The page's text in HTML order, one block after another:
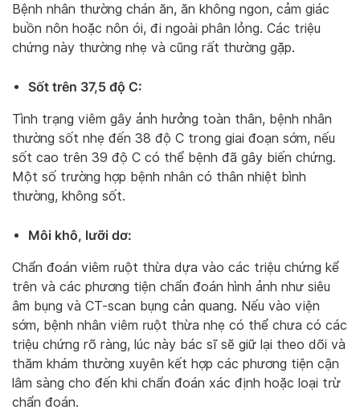
Bệnh nhân thường chán ăn, ăn không ngon, cảm giác
buồn nôn hoặc nôn ói, đi ngoài phân lỏng. Các triệu
chứng này thường nhẹ và cũng rất thường gặp.
Sốt trên 37,5 độ C:
Tình trạng viêm gây ảnh hưởng toàn thân, bệnh nhân
thường sốt nhẹ đến 38 độ C trong giai đoạn sớm, nếu
sốt cao trên 39 độ C có thể bệnh đã gây biến chứng.
Một số trường hợp bệnh nhân có thân nhiệt bình
thường, không sốt.
Môi khô, lưỡi dơ:
Chẩn đoán viêm ruột thừa dựa vào các triệu chứng kể
trên và các phương tiện chẩn đoán hình ảnh như siêu
âm bụng và CT-scan bụng cản quang. Nếu vào viện
sớm, bệnh nhân viêm ruột thừa nhẹ có thể chưa có các
triệu chứng rõ ràng, lúc này bác sĩ sẽ giữ lại theo dõi và
thăm khám thường xuyên kết hợp các phương tiện cận
lâm sàng cho đến khi chẩn đoán xác định hoặc loại trừ
chẩn đoán.